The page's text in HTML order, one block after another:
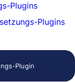
Plugins
Plugins
Plugin